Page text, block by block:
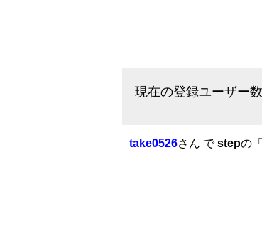
現在の登録ユーザー
take0526さん でstepの「